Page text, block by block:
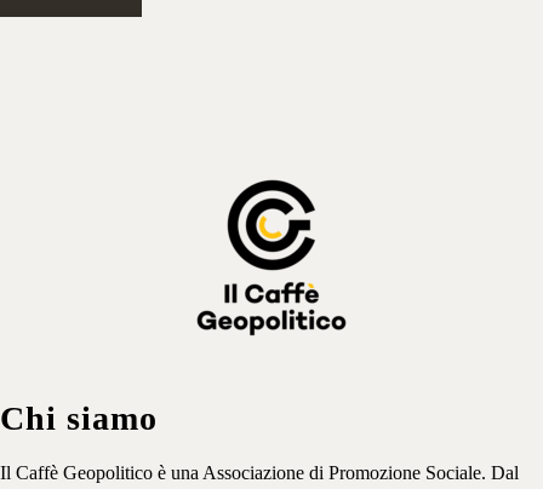
Chi siamo
Il Caffè Geopolitico è una Associazione di Promozione Sociale. Dal